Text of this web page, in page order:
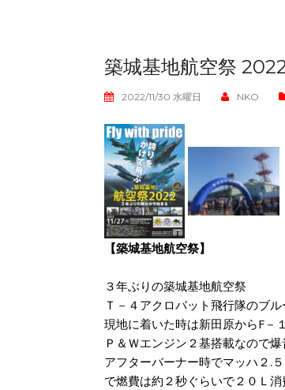
築城基地航空祭
2022/11/30 水曜日 NKO
【築城基地航空祭】
３年ぶりの築城基地航空祭
Ｔ－４アクロバット飛行隊のブ
現地に着いた時は新田原からF－
Ｐ＆Ｗエンジン２基搭載なので
アフターバーナー時でマッハ２.
で燃費は約２秒ぐらいで２０Ｌ